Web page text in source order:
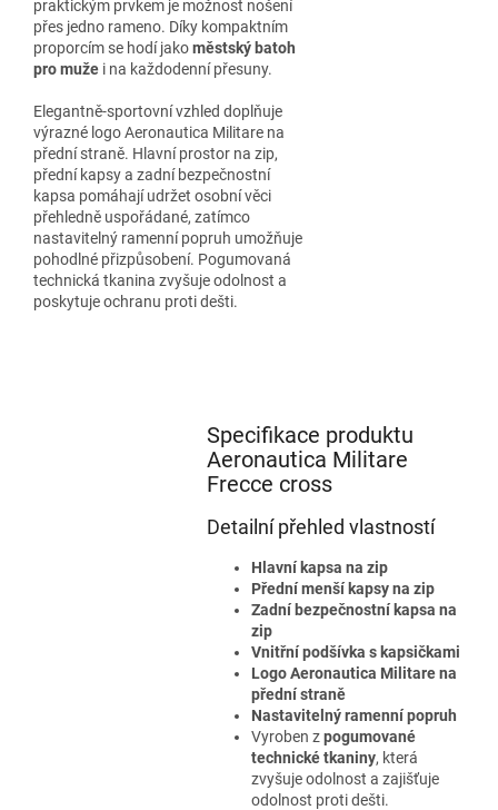
praktickým prvkem je možnost nošení
přes jedno rameno. Díky kompaktním
proporcím se hodí jakoměstský batoh
pro muže i na každodenní přesuny.
Elegantně-sportovní vzhled doplňuje
výrazné logo Aeronautica Militare na
přední straně. Hlavní prostor na zip,
přední kapsy a zadní bezpečnostní
kapsa pomáhají udržet osobní věci
přehledně uspořádané, zatímco
nastavitelný ramenní popruh umožňuje
pohodlné přizpůsobení. Pogumovaná
technická tkanina zvyšuje odolnost a
poskytuje ochranu proti dešti.
Specifikace produktu
Aeronautica Militare
Frecce cross
Detailní přehled vlastností
Hlavní kapsa na zip
Přední menší kapsy na zip
Zadní bezpečnostní kapsa na
zip
Vnitřní podšívka s kapsičkami
Logo Aeronautica Militare na
přední straně
Nastavitelný ramenní popruh
Vyroben zpogumované
technické tkaniny, která
zvyšuje odolnost a zajišťuje
odolnost proti dešti.